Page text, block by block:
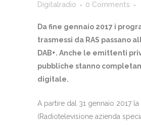
Digitalradio
0 Comments
Da fine gennaio 2017 i
trasmessi da RAS passano
DAB+. Anche le emittenti
pubbliche stanno
digitale.
A partire dal 31 gennaio 2017 la
(Radiotelevisione azienda